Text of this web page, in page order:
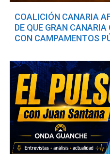
COALICIÓN CANARIA
DE QUE GRAN
CON CAMPAMENTOS